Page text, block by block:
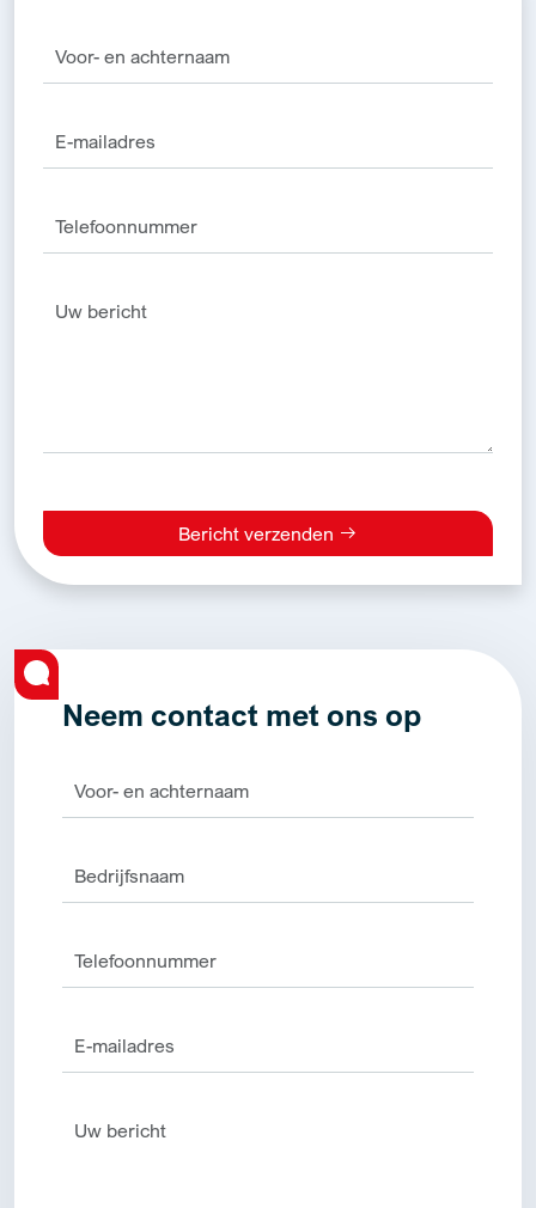
Bericht verzenden
Alternative:
Neem contact met ons op